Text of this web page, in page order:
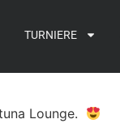
TURNIERE
Lounge.